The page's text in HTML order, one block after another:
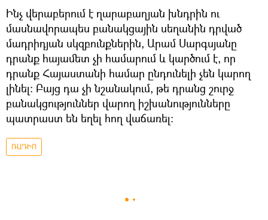
Ինչ վերաբերում է ղարաբաղյան խնդրին ու
մասնավորապես բանակցային սեղանին դրված
մադրիդյան սկզբունքներին, Արամ Սարգսյանը
դրանք հայամետ չի համարում և կարծում է, որ
դրանք Հայաստանի համար ընդունելի չեն կարող
լինել։ Բայց դա չի նշանակում, թե դրանց շուրջ
բանակցություններ վարող իշխանությունները
պատրաստ են եղել հող վաճառել։
ՌԱԴԻՈ